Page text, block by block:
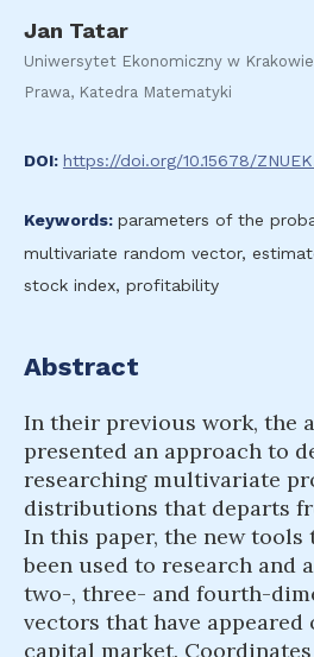
Jan Tatar
Uniwersytet Ekonomiczny w
Prawa, Katedra Matematyki
DOI: https://doi.org/10.15678/
Keywords: parameters of the
multivariate random vector,
stock index, profitability
Abstract
In their previous work, the
presented an approach to
researching multivariate
distributions that departs
In this paper, the new tools
been used to research and
two-, three- and fourth-
vectors that have appeared
capital market.